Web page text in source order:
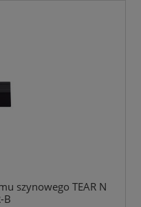
szynowego TEAR N
B